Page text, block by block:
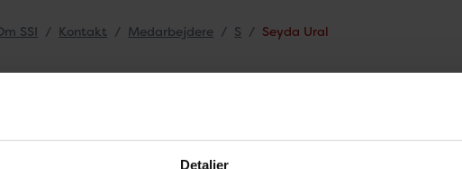
Detaljer
SSI Kontakt Medarbejdere S Seyda Ural
Ural